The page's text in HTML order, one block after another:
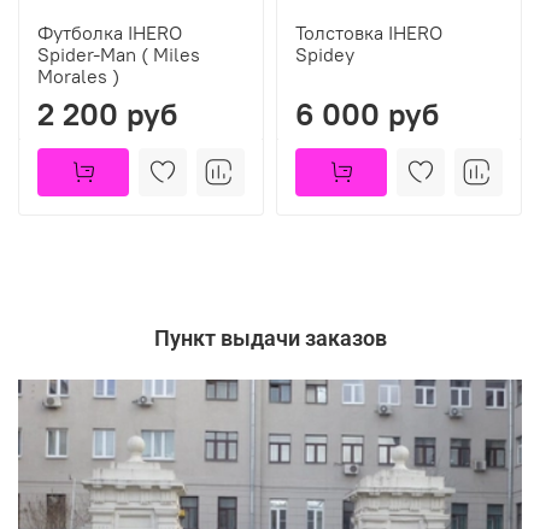
Футболка IHERO
Spider-Man ( Miles
Morales )
2 200 руб
Толстовка IHERO
Spidey
6 000 руб
Пункт выдачи заказов